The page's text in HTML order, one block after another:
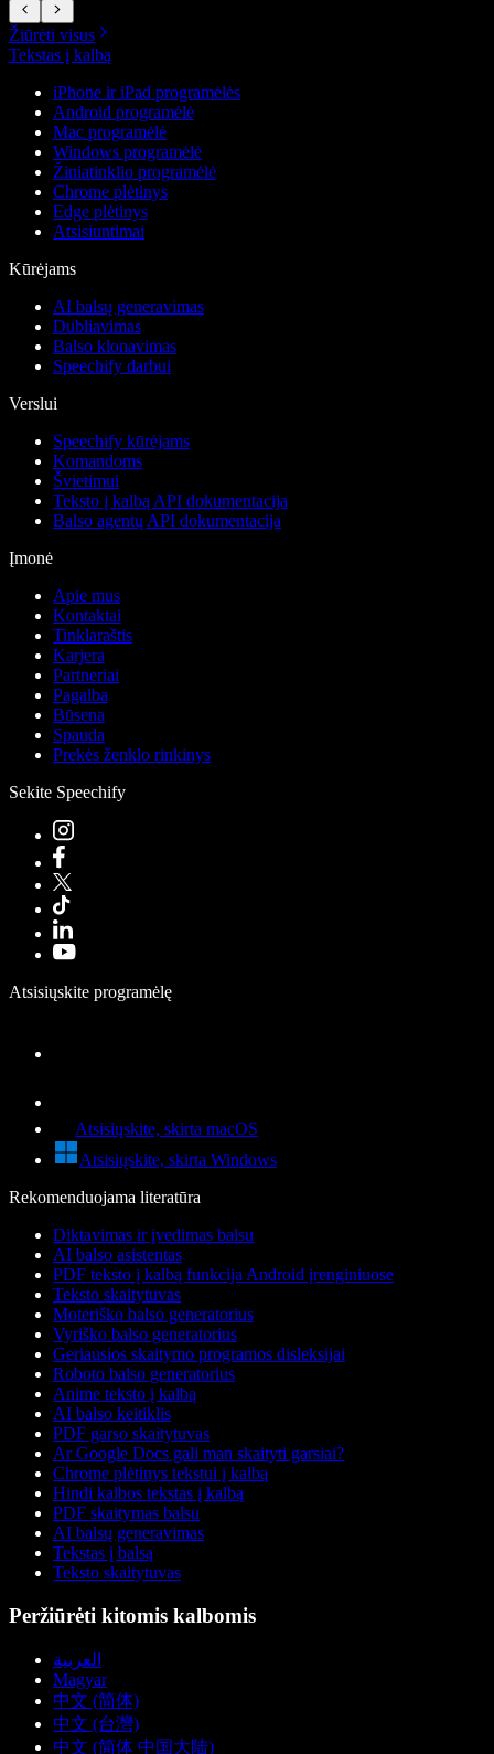
Žiūrėti visus
Tekstas į kalbą
iPhone ir iPad programėlės
Android programėlė
Mac programėlė
Windows programėlė
Žiniatinklio programėlė
Chrome plėtinys
Edge plėtinys
Atsisiuntimai
Kūrėjams
AI balsų generavimas
Dubliavimas
Balso klonavimas
Speechify darbui
Verslui
Speechify kūrėjams
Komandoms
Švietimui
Teksto į kalbą API dokumentacija
Balso agentų API dokumentacija
Įmonė
Apie mus
Kontaktai
Tinklaraštis
Karjera
Partneriai
Pagalba
Būsena
Spauda
Prekės ženklo rinkinys
Sekite Speechify
Atsisiųskite programėlę
Atsisiųskite, skirta macOS
Atsisiųskite, skirta Windows
Rekomenduojama literatūra
Diktavimas ir įvedimas balsu
AI balso asistentas
PDF teksto į kalbą funkcija Android įrenginiuose
Teksto skaitytuvas
Moteriško balso generatorius
Vyriško balso generatorius
Geriausios skaitymo programos disleksijai
Roboto balso generatorius
Anime teksto į kalbą
AI balso keitiklis
PDF garso skaitytuvas
Ar Google Docs gali man skaityti garsiai?
Chrome plėtinys tekstui į kalbą
Hindi kalbos tekstas į kalbą
PDF skaitymas balsu
AI balsų generavimas
Tekstas į balsą
Teksto skaitytuvas
Peržiūrėti kitomis kalbomis
العربية
Magyar
中文 (简体)
中文 (台灣)
中文 (简体 中国大陆)